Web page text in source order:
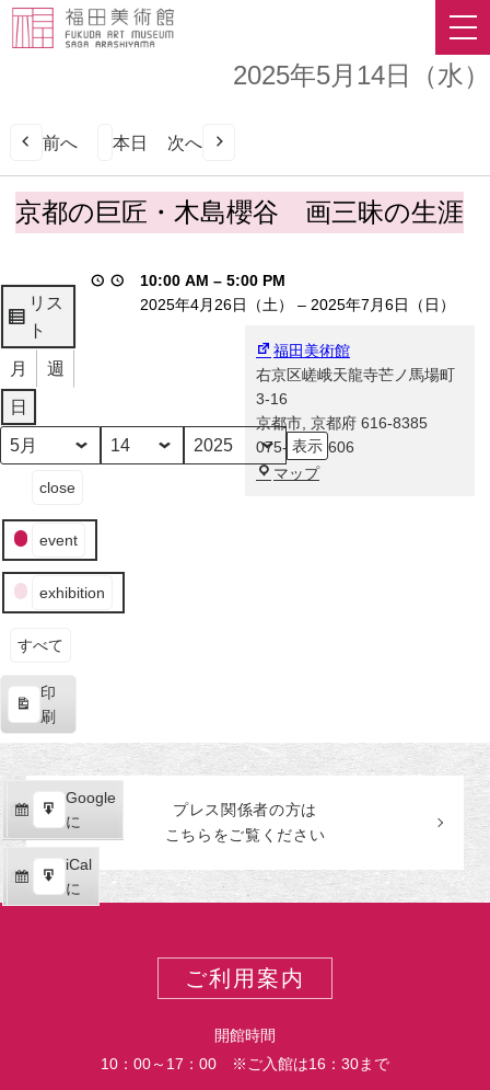
2025年5月14日（水）
前へ 本日 次へ
京
都
匠・
木
島
櫻
谷
画
三
昧
生
涯
京都の巨匠・木島櫻谷 画三昧の生涯
10:00 AM – 5:00 PM
2025年4月26日（土）
– 2025年7月6日（日）
福田美術館
右京区嵯峨天龍寺芒ノ馬場町
3-16
京都市 京都府 616-8385
075-863-0606
マップ福
リス
ト
表
示
月 週
日
月
日
年
ン
ト
の
カ
close
event
exhibition
すべて
印
刷
示
Google
で
購
読
iCal
で
購
Google
に
エ
ク
ス
ポ
iCal
に
エ
プレス関係者の方は
こちらをご覧ください
ご利用案内
開館時間
10：00～17：00 ※ご入館は16：30まで